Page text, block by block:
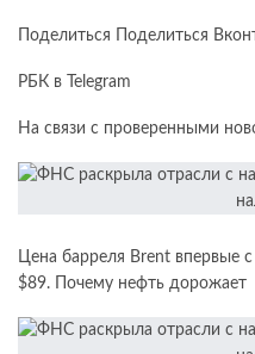
Поделиться Поделиться
РБК в Telegram
На связи с проверенными
Цена барреля Brent впервые
$89. Почему нефть дорожает